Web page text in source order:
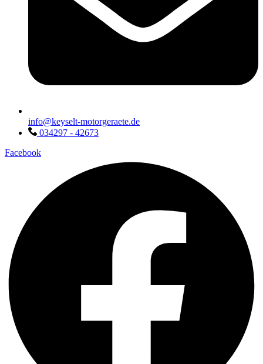
info@keyselt-motorgeraete.de
034297 - 42673
Facebook